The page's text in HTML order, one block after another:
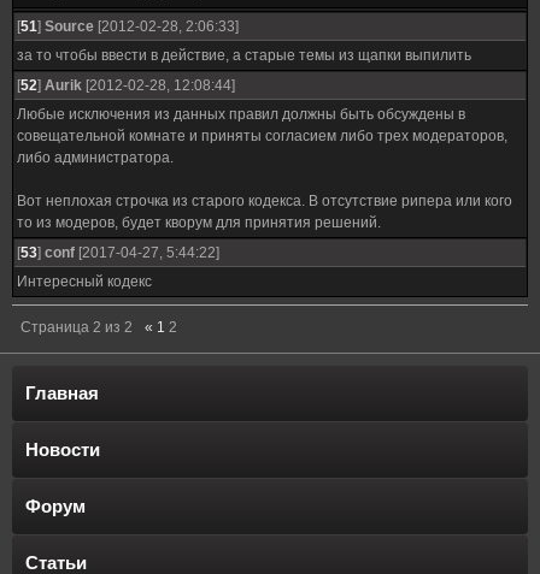
[51] Source [2012-02-28, 2:06:33]
за то чтобы ввести в действие, а старые темы из щапки выпилить
[52] Aurik [2012-02-28, 12:08:44]
Любые исключения из данных правил должны быть обсуждены в
совещательной комнате и приняты согласием либо трех модераторов,
либо администратора.
Вот неплохая строчка из старого кодекса. В отсутствие рипера или кого
то из модеров, будет кворум для принятия решений.
[53] conf [2017-04-27, 5:44:22]
Интересный кодекс
Страница 2 из 2 « 1 2
Главная
Новости
Форум
Статьи